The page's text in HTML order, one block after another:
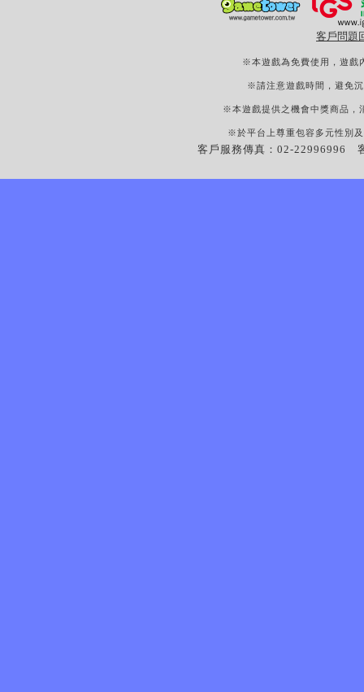
客戶問題
※本遊戲為免費使用，遊戲
※請注意遊戲時間，避免
※本遊戲提供之機會中獎商品，
※於平台上尊重包容多元性別
客戶服務傳真：02-22996996